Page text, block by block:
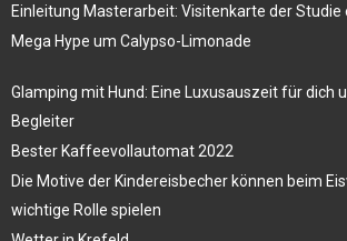
Einleitung Masterarbeit: Visitenkarte der Studie
Mega Hype um Calypso-Limonade
Glamping mit Hund: Eine Luxusauszeit für dich
Begleiter
Bester Kaffeevollautomat 2022
Die Motive der Kindereisbecher können beim
wichtige Rolle spielen